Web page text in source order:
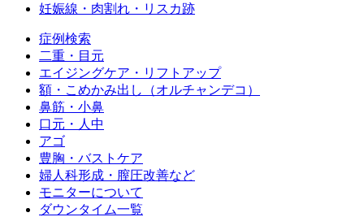
妊娠線・肉割れ・リスカ跡
症例検索
二重・目元
エイジングケア・リフトアップ
額・こめかみ出し（オルチャンデコ）
鼻筋・小鼻
口元・人中
アゴ
豊胸・バストケア
婦人科形成・膣圧改善など
モニターについて
ダウンタイム一覧